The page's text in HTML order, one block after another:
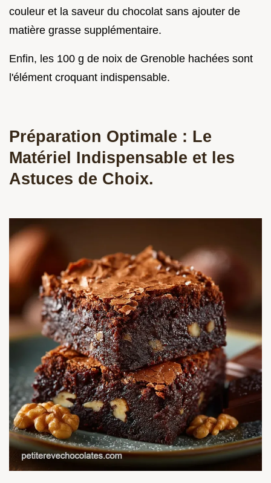
couleur et la saveur du chocolat sans ajouter de
matière grasse supplémentaire.
Enfin, les 100 g de noix de Grenoble hachées sont
l'élément croquant indispensable.
Préparation Optimale : Le
Matériel Indispensable et les
Astuces de Choix.